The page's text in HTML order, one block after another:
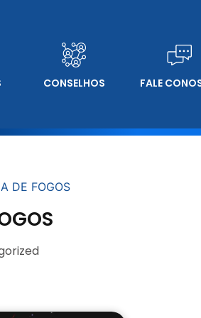
CONSELHOS FALE
DE FOGOS